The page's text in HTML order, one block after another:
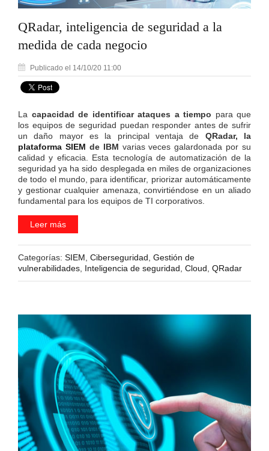
QRadar, inteligencia de seguridad a la
medida de cada negocio
Publicado el 14/10/20 11:00
La capacidad de identificar ataques a tiempo para que
los equipos de seguridad puedan responder antes de sufrir
un daño mayor es la principal ventaja de QRadar, la
plataforma SIEM de IBM varias veces galardonada por su
calidad y eficacia. Esta tecnología de automatización de la
seguridad ya ha sido desplegada en miles de organizaciones
de todo el mundo, para identificar, priorizar automáticamente
y gestionar cualquier amenaza, convirtiéndose en un aliado
fundamental para los equipos de TI corporativos.
Leer más
Categorías: SIEM Ciberseguridad Gestión de
vulnerabilidades Inteligencia de seguridad Cloud QRadar